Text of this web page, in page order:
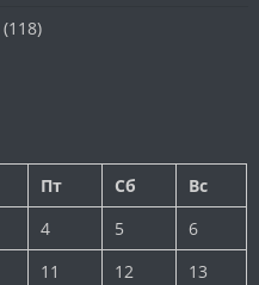
(118)
Пт Сб
Вс
4 5
6
11 12
13